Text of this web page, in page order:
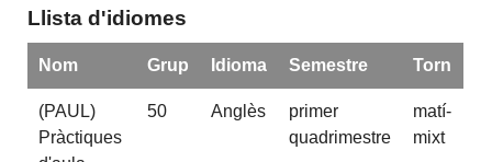
Llista d'idiomes
Nom Grup Idioma Semestre Torn
(PAUL)
Pràctiques
50 Anglès
primer
quadrimestre
matí-
mixt